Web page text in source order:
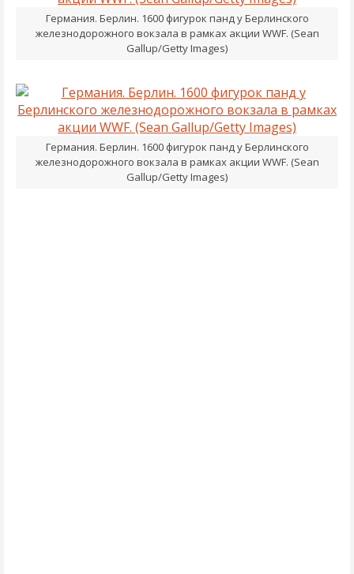
Германия. Берлин. 1600 фигурок панд у Берлинского
железнодорожного вокзала в рамках акции WWF. (Sean
Gallup/Getty Images)
Германия. Берлин. 1600 фигурок панд у Берлинского
железнодорожного вокзала в рамках акции WWF. (Sean
Gallup/Getty Images)